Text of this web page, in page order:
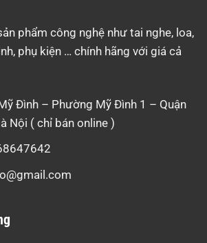
phẩm công nghệ như tai nghe, loa,
phụ kiện … chính hãng với giá cả
Đình – Phường Mỹ Đình 1 – Quận
Nội ( chỉ bán online )